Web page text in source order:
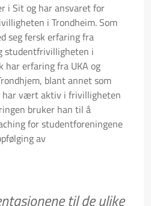
i Sit og har ansvaret for
i Trondheim. Som
seg fersk erfaring fra
studentfrivilligheten i
har erfaring fra UKA og
blant annet som
har vært aktiv i frivilligheten
bruker han til å
for studentforeningene
av
til de ulike